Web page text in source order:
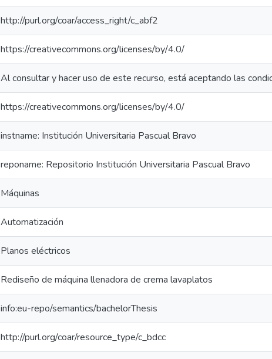
http://purl.org/coar/access_right/c_abf2
https://creativecommons.org/licenses/by/4.0/
Al consultar y hacer uso de este recurso, está aceptando las
https://creativecommons.org/licenses/by/4.0/
instname: Institución Universitaria Pascual Bravo
reponame: Repositorio Institución Universitaria Pascual Bravo
Máquinas
Automatización
Planos eléctricos
Rediseño de máquina llenadora de crema lavaplatos
info:eu-repo/semantics/bachelorThesis
http://purl.org/coar/resource_type/c_bdcc